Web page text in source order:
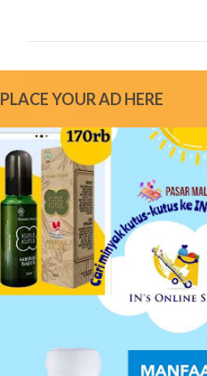
n
t
s
PLACE YOUR AD HERE